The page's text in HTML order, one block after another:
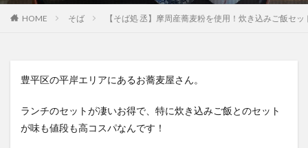
HOME そば 【そば処 丞】摩周産蕎麦粉を使用！炊き込みご飯セ
豊平区の平岸エリアにあるお蕎麦屋さん。
ランチのセットが凄いお得で、特に炊き込みご飯とのセット
が味も値段も高コスパなんです！